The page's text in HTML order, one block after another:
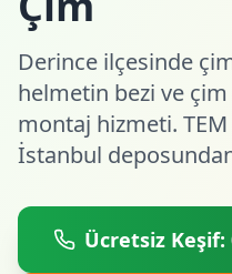
Derince ilçesinde
helmetin bezi ve çim
montaj hizmeti.
İstanbul
Ücretsiz Keşif: